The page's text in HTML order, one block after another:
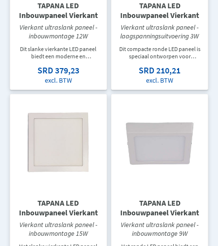
TAPANA LED
Inbouwpaneel Vierkant
Vierkant ultraslank paneel -
inbouwmontage 12W
Dit slanke vierkante LED paneel
biedt een moderne en
verlichtingsoplossing voor
woningen, kantoren, winkels en
een gelijkmatige lichtverdeling en
SRD 379,23
excl. BTW
TAPANA LED
Inbouwpaneel Vierkant
Vierkant ultraslank paneel -
laagspanningsuitvoering 3W
Dit compacte ronde LED paneel is
speciaal ontworpen voor
ingangsspanning van AC110-130V.
Biedt een nette afwerking en een
binnenruimtes.
SRD 210,21
excl. BTW
TAPANA LED
Inbouwpaneel Vierkant
Vierkant ultraslank paneel -
inbouwmontage 15W
TAPANA LED
Inbouwpaneel Vierkant
Vierkant ultraslank paneel -
inbouwmontage 9W